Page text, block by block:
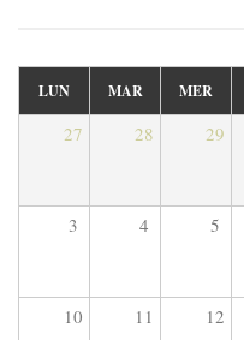
LUN MAR MER
27 28 29
3 4 5
10 11 12